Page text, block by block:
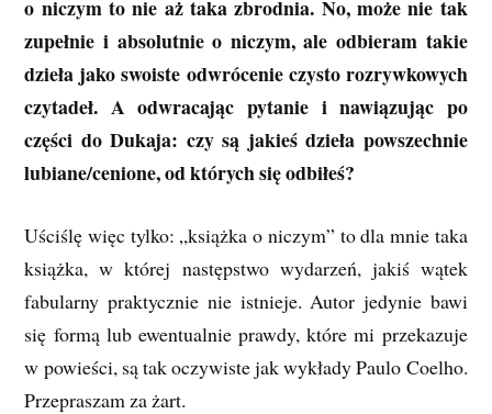
o niczym to nie aż taka zbrodnia. No, może nie tak
zupełnie i absolutnie o niczym, ale odbieram takie
dzieła jako swoiste odwrócenie czysto rozrywkowych
czytadeł. A odwracając pytanie i nawiązując po
części do Dukaja: czy są jakieś dzieła powszechnie
lubiane/cenione, od których się odbiłeś?
Uściślę więc tylko: „książka o niczym” to dla mnie taka
książka, w której następstwo wydarzeń, jakiś wątek
fabularny praktycznie nie istnieje. Autor jedynie bawi
się formą lub ewentualnie prawdy, które mi przekazuje
w powieści, są tak oczywiste jak wykłady Paulo Coelho.
Przepraszam za żart.